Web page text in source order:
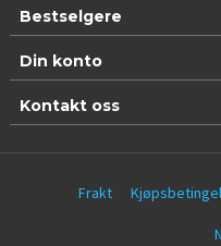
Bestselgere
Din konto
Kontakt oss
Frakt